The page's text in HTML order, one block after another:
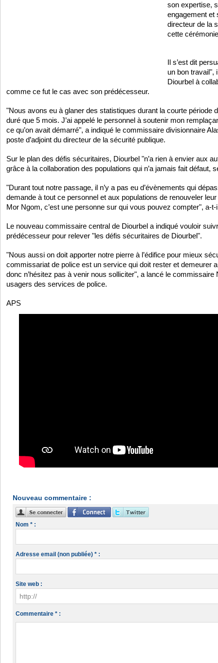
son expertise,
engagement et
directeur de la
cette
Il s’est dit
un bon travail",
Diourbel à
comme ce fut le cas avec son prédécesseur.
"Nous avons eu à glaner des statistiques durant la courte période
duré que 5 mois. J’ai appelé le personnel à soutenir mon
ce qu’on avait démarré", a indiqué le commissaire divisionnaire
poste d’adjoint du directeur de la sécurité publique.
Sur le plan des défis sécuritaires, Diourbel "n’a rien à envier aux
grâce à la collaboration des populations qui n’a jamais fait défaut,
"Durant tout notre passage, il n’y a pas eu d’évènements qui
demande à tout ce personnel et aux populations de renouveler
Mor Ngom, c’est une personne sur qui vous pouvez compter", a-t-
Le nouveau commissaire central de Diourbel a indiqué vouloir
prédécesseur pour relever "les défis sécuritaires de Diourbel".
"Nous aussi on doit apporter notre pierre à l’édifice pour mieux
commissariat de police est un service qui doit rester et demeurer
donc n’hésitez pas à venir nous solliciter", a lancé le commissaire
usagers des services de police.
APS
Nouveau commentaire :
Nom * :
Adresse email (non publiée) * :
Site web :
Commentaire * :